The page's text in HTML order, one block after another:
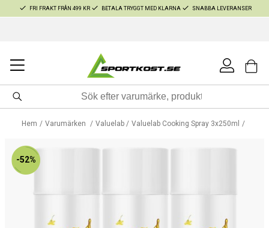
FRI FRAKT FRÅN 499 KR BETALA TRYGGT MED KLARNA SNABBA LEVERANSER
Hem Varumärken Valuelab Valuelab Cooking Spray 3x250ml
-52%